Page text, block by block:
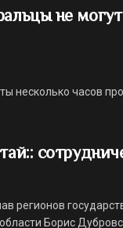
не
несколько часов
регионов
Борис